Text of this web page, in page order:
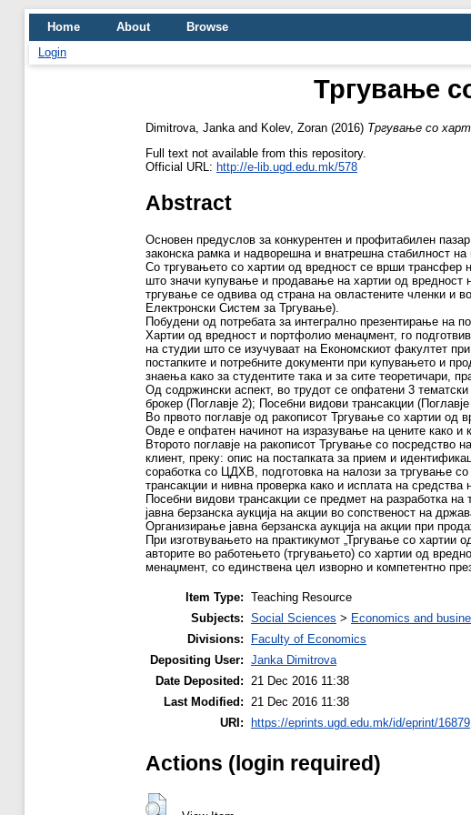
Home About
Browse
Login
Тргување
Dimitrova, Janka and Kolev, Zoran (2016) Тргување со
Full text not available from this repository.
Official URL: http://e-lib.ugd.edu.mk/578
Abstract
Основен предуслов за конкурентен и профитабилен
законска рамка и надворешна и внатрешна стабилност на
Со тргувањето со хартии од вредност се врши трансфер
што значи купување и продавање на хартии од вредност
тргување се одвива од страна на овластените членки и
Електронски Систем за Тргување).
Побудени од потребата за интегрално презентирање на
Хартии од вредност и портфолио менаџмент, го
на студии што се изучуваат на Економскиот факултет
постапките и потребните документи при купувањето и
знаења како за студентите така и за сите теоретичари,
Од содржински аспект, во трудот се опфатени 3
брокер (Поглавје 2); Посебни видови трансакции
Во првото поглавје од ракописот Тргување со хартии од
Овде е опфатен начинот на изразување на цените како и
Второто поглавје на ракописот Тргување со
клиент, преку: опис на постапката за прием и
соработка со ЦДХВ, подготовка на налози за тргување
трансакции и нивна проверка како и исплата на средства
Посебни видови трансакции се предмет на разработка
јавна берзанска аукција на акции во сопственост на
Организирање јавна берзанска аукција на акции при
При изготвувањето на практикумот „Тргување со хартии
авторите во работењето (тргувањето) со хартии од
менаџмент, со единствена цел изворно и компетентно
Item Type: Teaching Resource
Subjects: Social Sciences > Economics and
Divisions:
Faculty of Economics
Depositing User: Janka Dimitrova
Date Deposited:
21 Dec 2016 11:38
Last Modified:
21 Dec 2016 11:38
URI: https://eprints.ugd.edu.mk/id/eprint/16879
Actions (login required)